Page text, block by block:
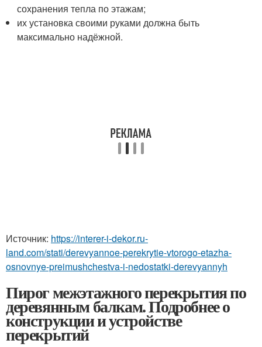
сохранения тепла по этажам;
их установка своими руками должна быть
максимально надёжной.
Источник: https://interer-i-dekor.ru-
land.com/stati/derevyannoe-perekrytie-vtorogo-etazha-
osnovnye-preimushchestva-i-nedostatki-derevyannyh
Пирог межэтажного перекрытия по
деревянным балкам. Подробнее о
конструкции и устройстве
перекрытий